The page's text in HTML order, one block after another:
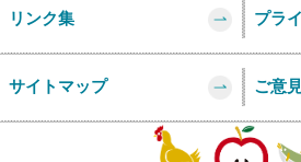
リンク集 プラ
サイトマップ ご意